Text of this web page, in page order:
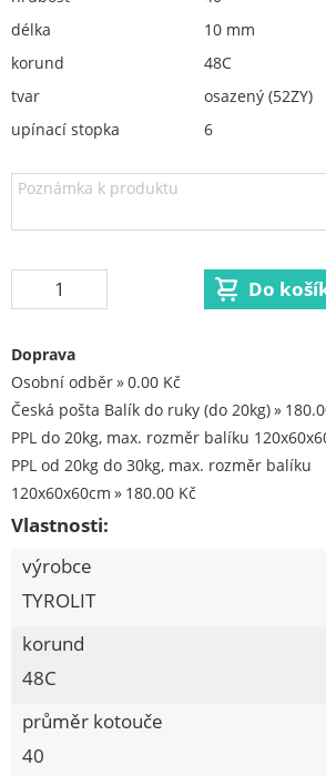
Vrtací nástroje, vykružováky,
Kartáče
Pilové kotouče
Spojovací materiál - sklad
Spojovací materiál Hašpl
Stavební chemie DenBraven
Dedra nářadí
Železářství a domácí potřeby
Procraft
Kubis
délka
10 mm
korund
48C
tvar
osazený (52ZY)
upínací stopka
6
Doprava
Osobní odběr
0.00 Kč
Česká pošta Balík do ruky (do 20kg)
PPL do 20kg, max. rozměr balíku
PPL od 20kg do 30kg, max. rozměr balíku
120x60x60cm
180.00 Kč
Vlastnosti:
výrobce
TYROLIT
korund
48C
průměr kotouče
40